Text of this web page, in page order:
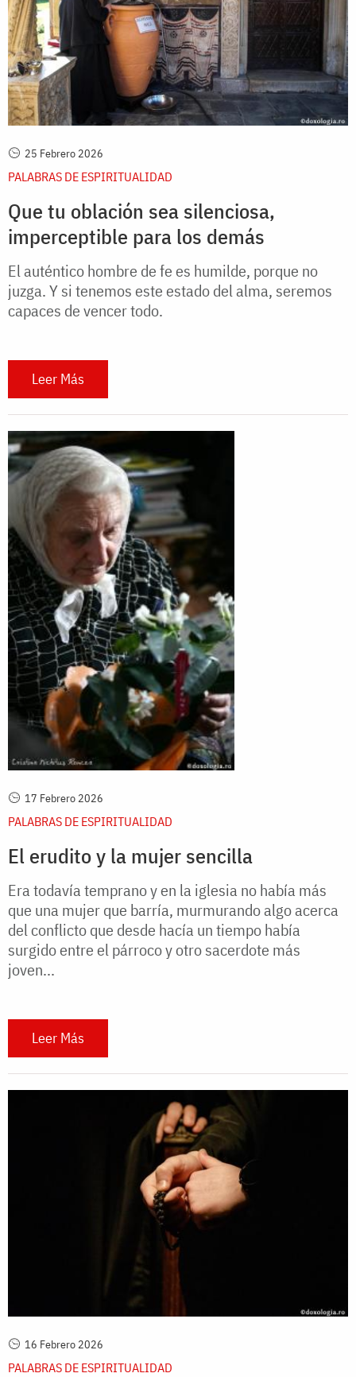
25 Febrero 2026
PALABRAS DE ESPIRITUALIDAD
Que tu oblación sea silenciosa,
imperceptible para los demás
El auténtico hombre de fe es humilde, porque no
juzga. Y si tenemos este estado del alma, seremos
capaces de vencer todo.
Leer Más
17 Febrero 2026
PALABRAS DE ESPIRITUALIDAD
El erudito y la mujer sencilla
Era todavía temprano y en la iglesia no había más
que una mujer que barría, murmurando algo acerca
del conflicto que desde hacía un tiempo había
surgido entre el párroco y otro sacerdote más
joven...
Leer Más
16 Febrero 2026
PALABRAS DE ESPIRITUALIDAD